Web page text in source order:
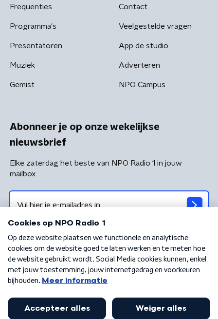
Frequenties
Programma's
Presentatoren
Muziek
Gemist
Contact
Veelgestelde vragen
App de studio
Adverteren
NPO Campus
Abonneer je op onze wekelijkse
nieuwsbrief
Elke zaterdag het beste van NPO Radio 1 in jouw
mailbox
Algemene voorwaarden